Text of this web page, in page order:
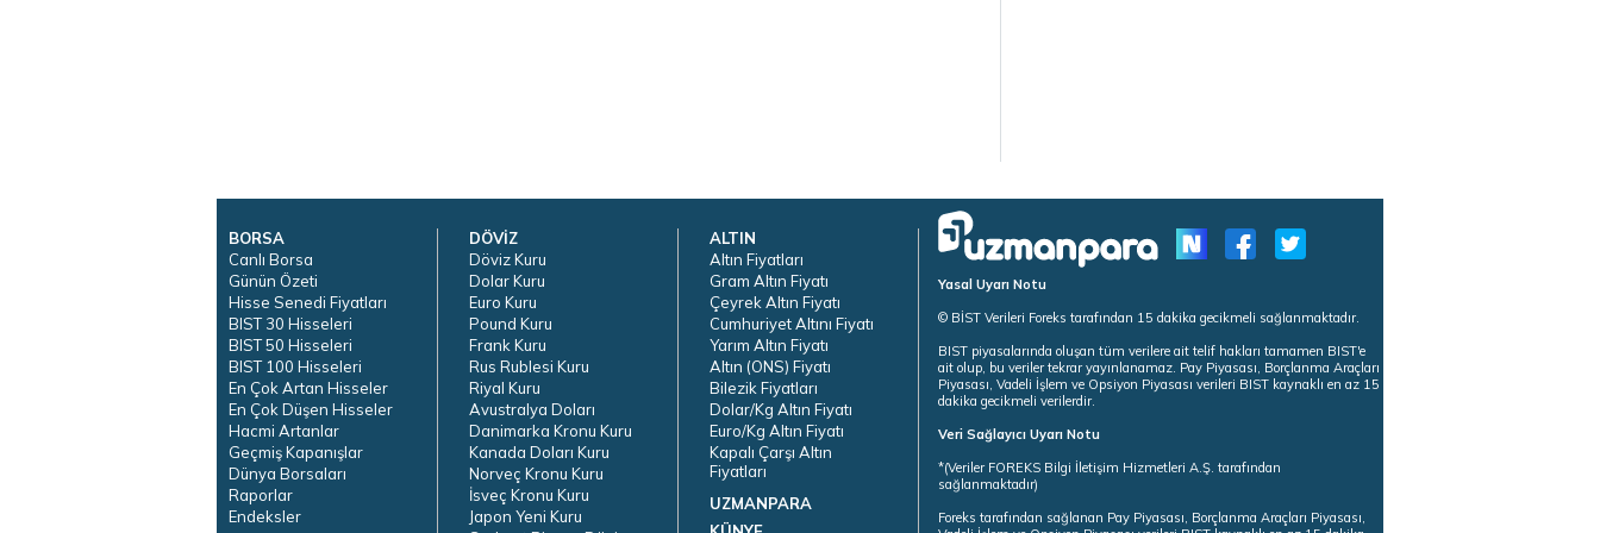
BORSA
Canlı Borsa
Günün Özeti
Hisse Senedi Fiyatları
BIST 30 Hisseleri
BIST 50 Hisseleri
BIST 100 Hisseleri
En Çok Artan Hisseler
En Çok Düşen Hisseler
Hacmi Artanlar
Geçmiş Kapanışlar
Dünya Borsaları
Raporlar
Endeksler
DÖVİZ
Döviz Kuru
Dolar Kuru
Euro Kuru
Pound Kuru
Frank Kuru
Rus Rublesi Kuru
Riyal Kuru
Avustralya Doları
Danimarka Kronu Kuru
Kanada Doları Kuru
Norveç Kronu Kuru
İsveç Kronu Kuru
Japon Yeni Kuru
ALTIN
Altın Fiyatları
Gram Altın Fiyatı
Çeyrek Altın Fiyatı
Cumhuriyet Altını Fiyatı
Yarım Altın Fiyatı
Altın (ONS) Fiyatı
Bilezik Fiyatları
Dolar/Kg Altın Fiyatı
Euro/Kg Altın Fiyatı
Kapalı Çarşı Altın
Fiyatları
UZMANPARA
Yasal Uyarı Notu
© BİST Verileri Foreks tarafından 15 dakika gecikmeli sağlanmaktadır.
BIST piyasalarında oluşan tüm verilere ait telif hakları tamamen BIST'e
ait olup, bu veriler tekrar yayınlanamaz. Pay Piyasası, Borçlanma Araçları
Piyasası, Vadeli İşlem ve Opsiyon Piyasası verileri BIST kaynaklı en az 15
dakika gecikmeli verilerdir.
Veri Sağlayıcı Uyarı Notu
*(Veriler FOREKS Bilgi İletişim Hizmetleri A.Ş. tarafından
sağlanmaktadır)
Foreks tarafından sağlanan Pay Piyasası, Borçlanma Araçları Piyasası,